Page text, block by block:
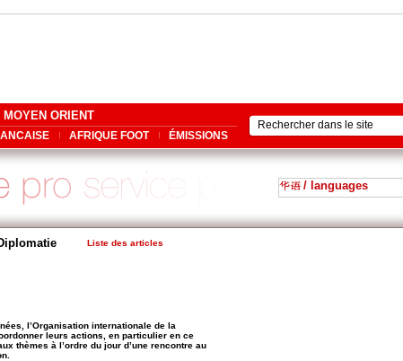
MOYEN ORIENT
AFRIQUE FOOT ÉMISSIONS
/ languages
Liste des articles
l’Organisation internationale de la
leurs actions, en particulier en ce
thèmes à l’ordre du jour d’une rencontre au